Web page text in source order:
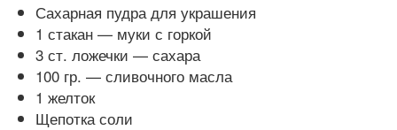
Сахарная пудра для украшения
1 стакан — муки с горкой
3 ст. ложечки — сахара
100 гр. — сливочного масла
1 желток
Щепотка соли